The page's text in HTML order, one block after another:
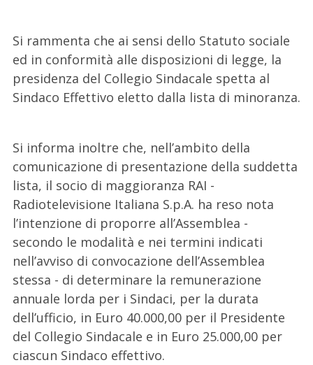
Si rammenta che ai sensi dello Statuto sociale
ed in conformità alle disposizioni di legge, la
presidenza del Collegio Sindacale spetta al
Sindaco Effettivo eletto dalla lista di minoranza.
Si informa inoltre che, nell’ambito della
comunicazione di presentazione della suddetta
lista, il socio di maggioranza RAI -
Radiotelevisione Italiana S.p.A. ha reso nota
l’intenzione di proporre all’Assemblea -
secondo le modalità e nei termini indicati
nell’avviso di convocazione dell’Assemblea
stessa - di determinare la remunerazione
annuale lorda per i Sindaci, per la durata
dell’ufficio, in Euro 40.000,00 per il Presidente
del Collegio Sindacale e in Euro 25.000,00 per
ciascun Sindaco effettivo.